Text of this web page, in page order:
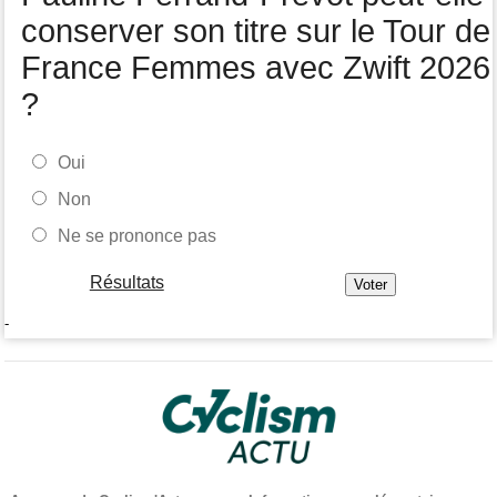
conserver son titre sur le Tour de
France Femmes avec Zwift 2026
?
Oui
Non
Ne se prononce pas
Résultats
-